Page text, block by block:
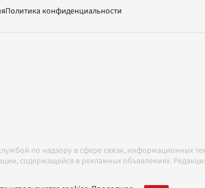
Политика конфиденциальности
по надзору в сфере связи, информационных
содержащейся в рекламных объявлениях.
с Правилами